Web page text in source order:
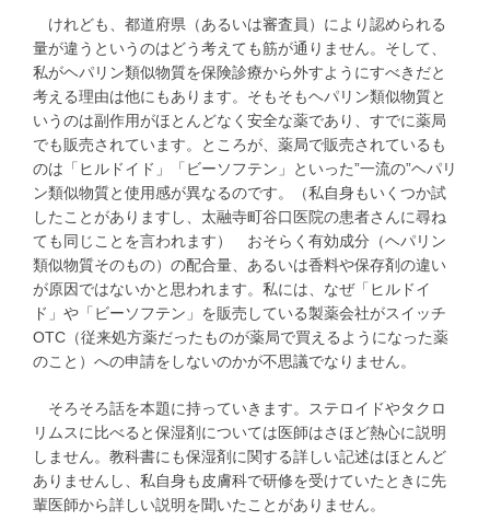
けれども、都道府県（あるいは審査員）により認められる
量が違うというのはどう考えても筋が通りません。そして、
私がヘパリン類似物質を保険診療から外すようにすべきだと
考える理由は他にもあります。そもそもヘパリン類似物質と
いうのは副作用がほとんどなく安全な薬であり、すでに薬局
でも販売されています。ところが、薬局で販売されているも
のは「ヒルドイド」「ビーソフテン」といった”一流の”ヘパリ
ン類似物質と使用感が異なるのです。（私自身もいくつか試
したことがありますし、太融寺町谷口医院の患者さんに尋ね
ても同じことを言われます） おそらく有効成分（ヘパリン
類似物質そのもの）の配合量、あるいは香料や保存剤の違い
が原因ではないかと思われます。私には、なぜ「ヒルドイ
ド」や「ビーソフテン」を販売している製薬会社がスイッチ
OTC（従来処方薬だったものが薬局で買えるようになった薬
のこと）への申請をしないのかが不思議でなりません。
そろそろ話を本題に持っていきます。ステロイドやタクロ
リムスに比べると保湿剤については医師はさほど熱心に説明
しません。教科書にも保湿剤に関する詳しい記述はほとんど
ありませんし、私自身も皮膚科で研修を受けていたときに先
輩医師から詳しい説明を聞いたことがありません。